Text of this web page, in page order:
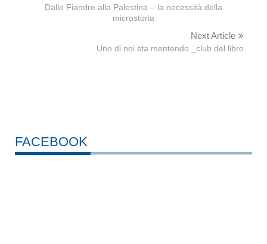
Dalle Fiandre alla Palestina – la necessità della
microstoria
Next Article
Uno di noi sta mentendo _club del libro
FACEBOOK